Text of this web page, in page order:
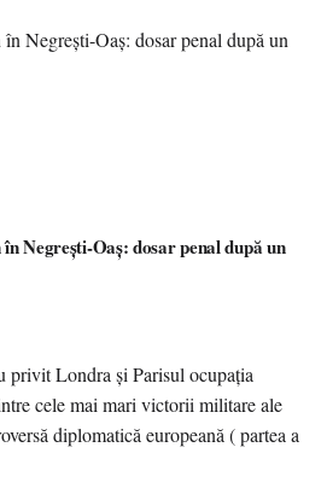
Negrești-Oaș: dosar penal după un